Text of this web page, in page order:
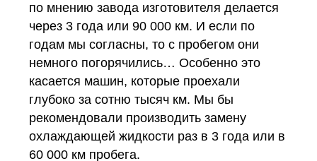
по мнению завода изготовителя делается
через 3 года или 90 000 км. И если по
годам мы согласны, то с пробегом они
немного погорячились… Особенно это
касается машин, которые проехали
глубоко за сотню тысяч км. Мы бы
рекомендовали производить замену
охлаждающей жидкости раз в 3 года или в
60 000 км пробега.